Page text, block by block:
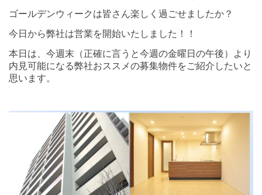
ゴールデンウィークは皆さん楽しく過ごせましたか？
今日から弊社は営業を開始いたしました！！
本日は、今週末（正確に言うと今週の金曜日の午後）より
内見可能になる弊社おススメの募集物件をご紹介したいと
思います。